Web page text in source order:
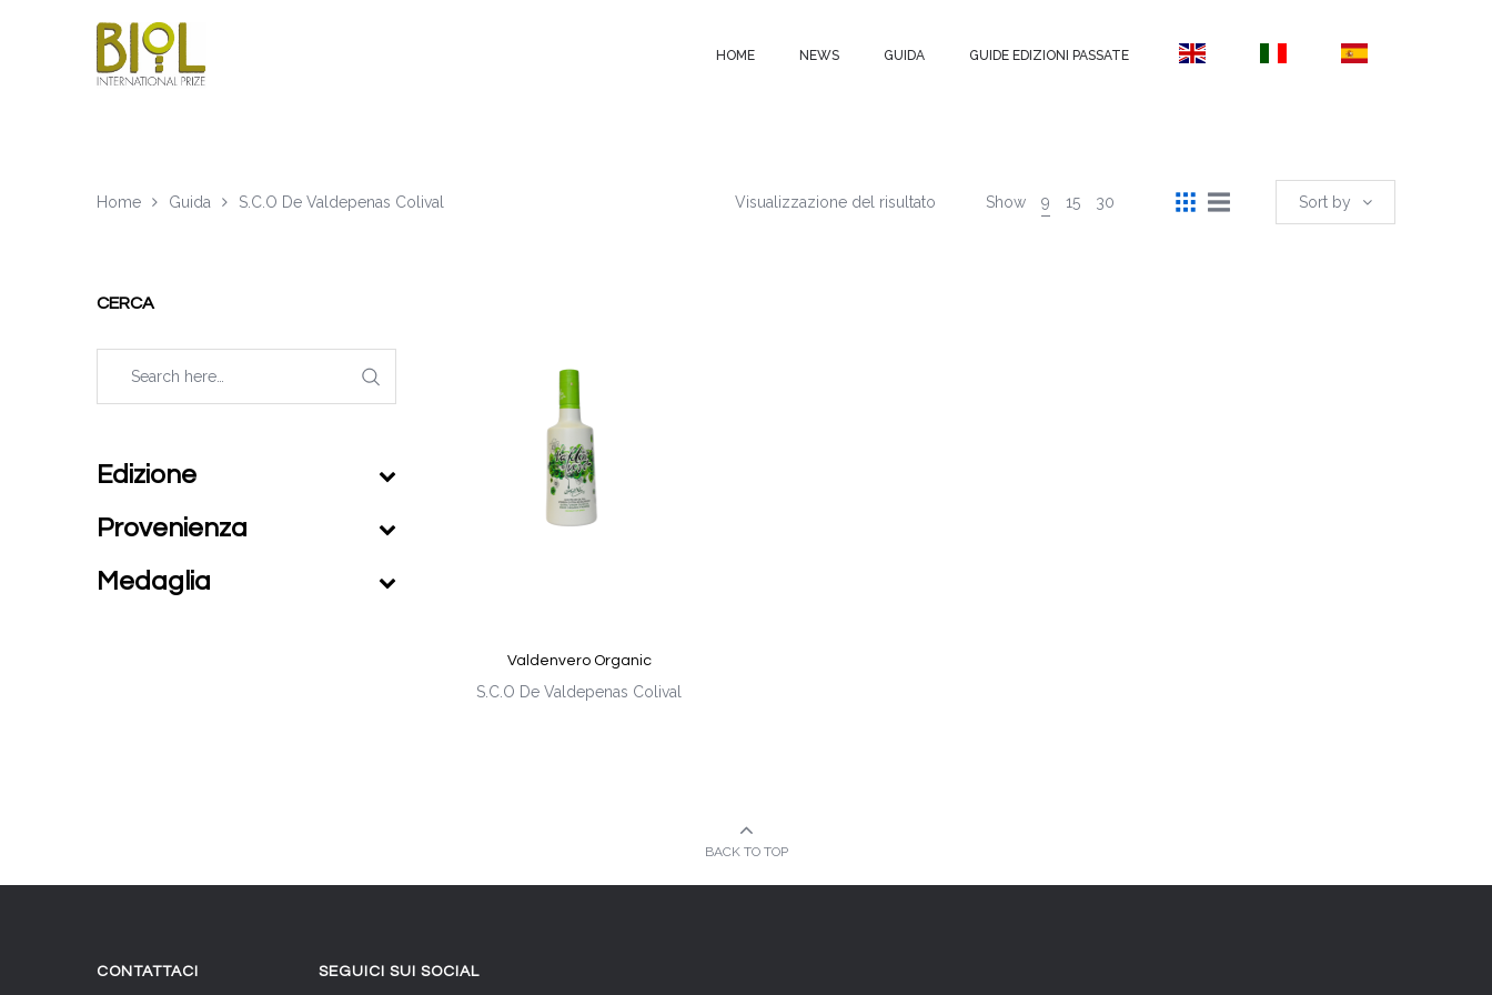
HOME NEWS GUIDA GUIDE EDIZIONI PASSATE
Home Guida S.C.O De Valdepenas Colival Sort by
Visualizzazione del risultato Show 9 15 30
Valdenvero Organic
S.C.O De Valdepenas Colival
CERCA
Edizione
Provenienza
Medaglia
BACK TO TOP
CONTATTACI SEGUICI SUI SOCIAL